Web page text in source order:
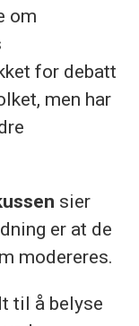
om
for debatt
men har
sier
er at de
modereres.
til å belyse